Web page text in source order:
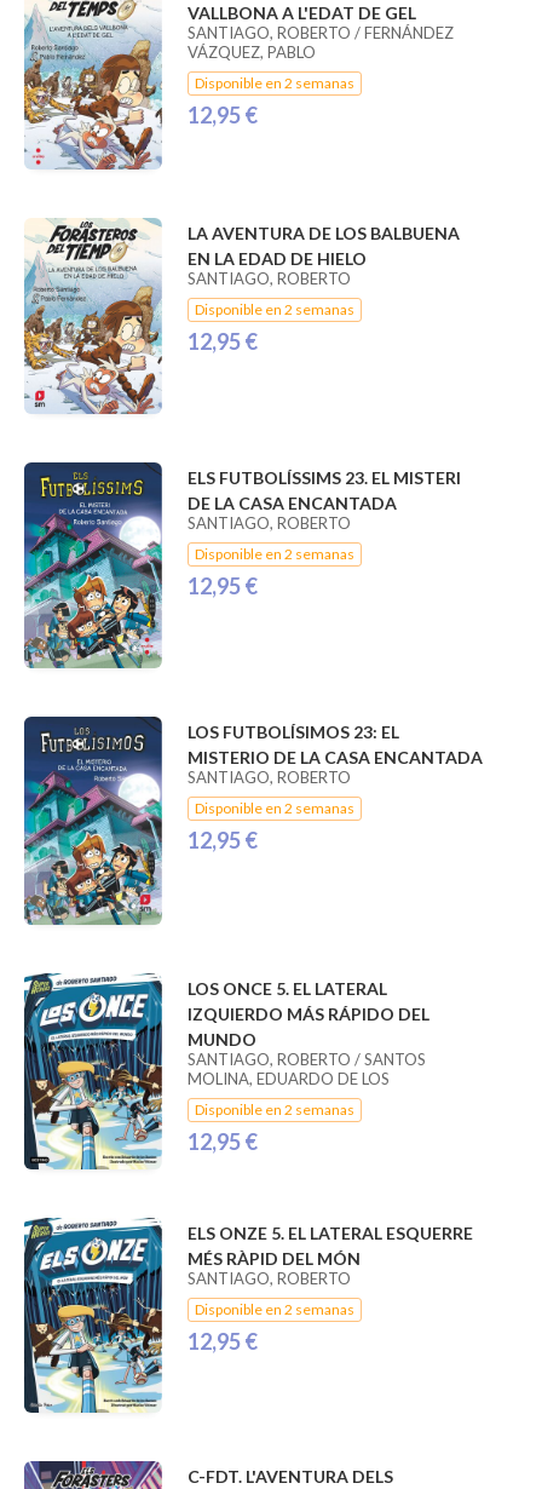
VALLBONA A L'EDAT DE GEL
SANTIAGO, ROBERTO / FERNÁNDEZ
VÁZQUEZ, PABLO
Disponible en 2 semanas
12,95 €
LA AVENTURA DE LOS BALBUENA
EN LA EDAD DE HIELO
SANTIAGO, ROBERTO
Disponible en 2 semanas
12,95 €
ELS FUTBOLÍSSIMS 23. EL MISTERI
DE LA CASA ENCANTADA
SANTIAGO, ROBERTO
Disponible en 2 semanas
12,95 €
LOS FUTBOLÍSIMOS 23: EL
MISTERIO DE LA CASA ENCANTADA
SANTIAGO, ROBERTO
Disponible en 2 semanas
12,95 €
LOS ONCE 5. EL LATERAL
IZQUIERDO MÁS RÁPIDO DEL
MUNDO
SANTIAGO, ROBERTO / SANTOS
MOLINA, EDUARDO DE LOS
Disponible en 2 semanas
12,95 €
ELS ONZE 5. EL LATERAL ESQUERRE
MÉS RÀPID DEL MÓN
SANTIAGO, ROBERTO
Disponible en 2 semanas
12,95 €
C-FDT. L'AVENTURA DELS